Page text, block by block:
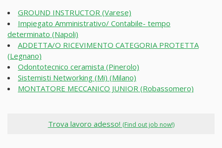
GROUND INSTRUCTOR (Varese)
Impiegato Amministrativo/ Contabile- tempo
determinato (Napoli)
ADDETTA/O RICEVIMENTO CATEGORIA PROTETTA
(Legnano)
Odontotecnico ceramista (Pinerolo)
Sistemisti Networking (Mi) (Milano)
MONTATORE MECCANICO JUNIOR (Robassomero)
Trova lavoro adesso! (Find out job now!)